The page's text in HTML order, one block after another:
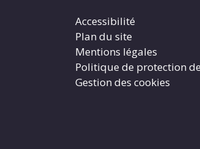
Accessibilité
Plan du site
Mentions légales
Politique de protection
Gestion des cookies